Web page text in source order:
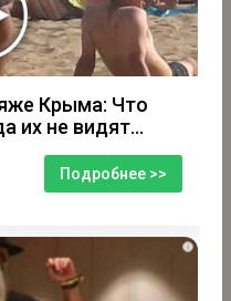
Крыма: Что
их не видят...
Подробнее >>
i